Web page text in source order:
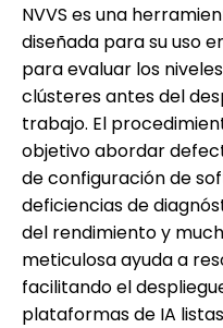
NVVS es una
diseñada para su uso
para evaluar los
clústeres antes del
trabajo. El
objetivo abordar
de configuración de
deficiencias de
del rendimiento y
meticulosa ayuda a
facilitando el
plataformas de IA